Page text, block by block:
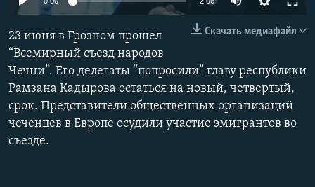
РАСПИСАНИЕ ВЕЩАНИЯ
ПОДПИШИТЕСЬ НА РАССЫЛКУ
СОЦИАЛЬНЫЕ СЕТИ
Auto 480p
480p
1080p
Скачать медиафайл
23 июня в Грозном прошел
“Всемирный съезд народов
Чечни”. Его делегаты “попросили” главу республики
Рамзана Кадырова остаться на новый, четвертый,
срок. Представители общественных организаций
чеченцев в Европе осудили участие эмигрантов во
съезде.